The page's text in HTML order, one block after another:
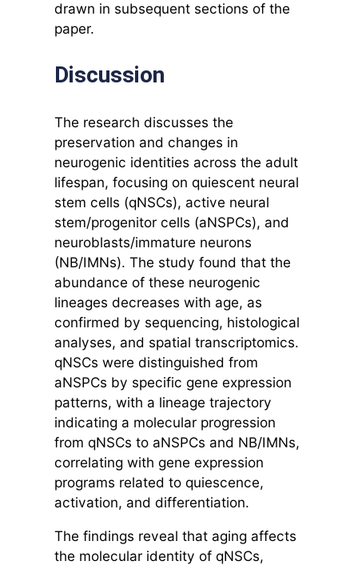
drawn in subsequent sections of the
paper.
Discussion
The research discusses the
preservation and changes in
neurogenic identities across the adult
lifespan, focusing on quiescent neural
stem cells (qNSCs), active neural
stem/progenitor cells (aNSPCs), and
neuroblasts/immature neurons
(NB/IMNs). The study found that the
abundance of these neurogenic
lineages decreases with age, as
confirmed by sequencing, histological
analyses, and spatial transcriptomics.
qNSCs were distinguished from
aNSPCs by specific gene expression
patterns, with a lineage trajectory
indicating a molecular progression
from qNSCs to aNSPCs and NB/IMNs,
correlating with gene expression
programs related to quiescence,
activation, and differentiation.
The findings reveal that aging affects
the molecular identity of qNSCs,